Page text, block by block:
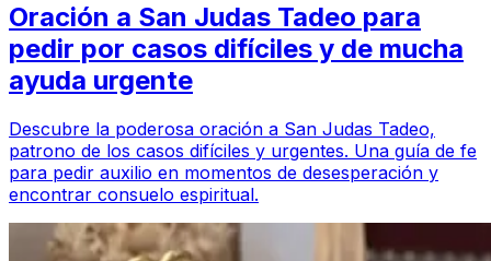
Oración a San Judas Tadeo para
pedir por casos difíciles y de mucha
ayuda urgente
Descubre la poderosa oración a San Judas Tadeo,
patrono de los casos difíciles y urgentes. Una guía de fe
para pedir auxilio en momentos de desesperación y
encontrar consuelo espiritual.